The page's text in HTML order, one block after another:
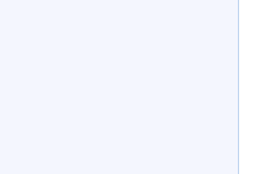
է ընդամենը 50
1840
վրա՝ Ծաղկաձորը